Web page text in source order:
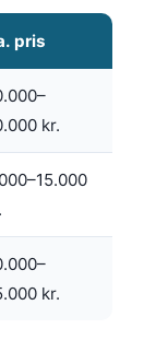
pris
kr.
kr.